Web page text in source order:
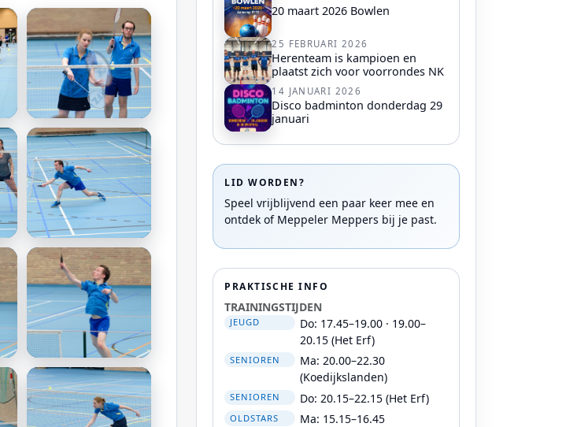
20 maart 2026 Bowlen
25 FEBRUARI 2026
Herenteam is kampioen en
plaatst zich voor voorrondes NK
14 JANUARI 2026
Disco badminton donderdag 29
januari
LID WORDEN?
Speel vrijblijvend een paar keer mee en
ontdek of Meppeler Meppers bij je past.
PRAKTISCHE INFO
TRAININGSTIJDEN
JEUGD
Do: 17.45–19.00 · 19.00–
20.15 (Het Erf)
SENIOREN
Ma: 20.00–22.30
(Koedijkslanden)
SENIOREN Do: 20.15–22.15 (Het Erf)
OLDSTARS
Ma: 15.15–16.45